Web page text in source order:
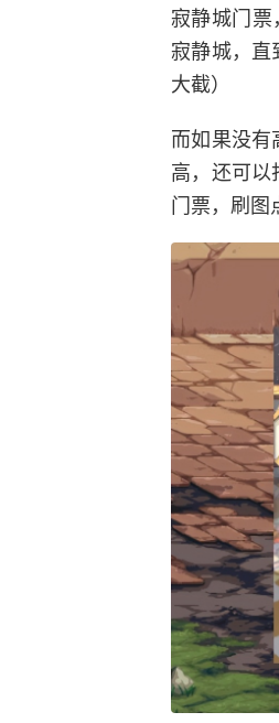
寂静城门
寂静城，直
大截）
而如果没
高，还可
门票，刷图